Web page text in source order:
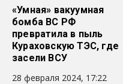
«Умная» вакуумная
бомба ВС РФ
превратила в пыль
Кураховскую ТЭС, где
засели ВСУ
28 февраля 2024, 17:22